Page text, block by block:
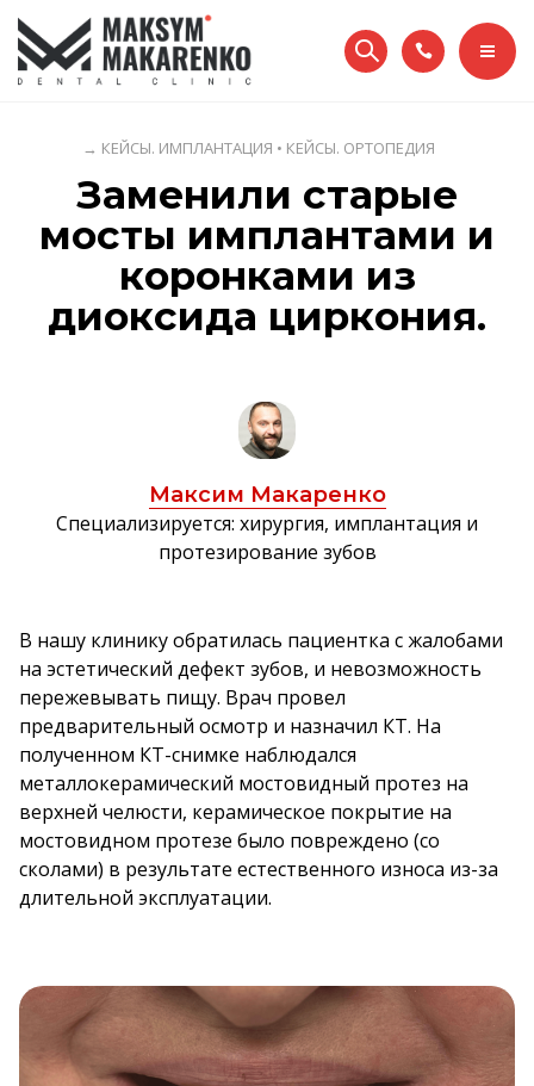
КЕЙСЫ
ПАЦИЕНТАМ
КОНТАКТЫ
097 332 49 99
EN
ЦЕНЫ
КЕЙСЫ
ПАЦИЕНТАМ
097 332 49 99
ОНЛАЙН ЗАПИСЬ
UA RU EN
→ КЕЙСЫ. ИМПЛАНТАЦИЯ • КЕЙСЫ. ОРТОПЕДИЯ
Заменили старые
мосты имплантами и
коронками из
диоксида циркония.
Максим Макаренко
Специализируется: хирургия, имплантация и
протезирование зубов
В нашу клинику обратилась пациентка с жалобами
на эстетический дефект зубов, и невозможность
пережевывать пищу. Врач провел
предварительный осмотр и назначил КТ. На
полученном КТ-снимке наблюдался
металлокерамический мостовидный протез на
верхней челюсти, керамическое покрытие на
мостовидном протезе было повреждено (со
сколами) в результате естественного износа из-за
длительной эксплуатации.